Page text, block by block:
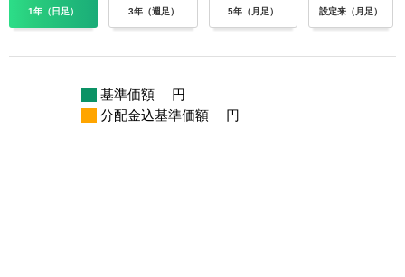
1年（日足） 3年（週足） 5年（月足） 設定来（月足）
基準価額
円
分配金込基準価額
円